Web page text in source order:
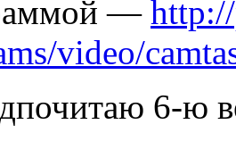
—
video/
6-ю